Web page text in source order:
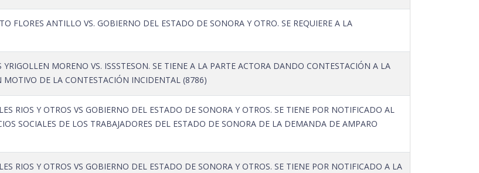
FLORES ANTILLO VS. GOBIERNO DEL ESTADO DE SONORA Y OTRO. SE REQUIERE A LA
YRIGOLLEN MORENO VS. ISSSTESON. SE TIENE A LA PARTE ACTORA DANDO CONTESTACIÓN A LA
MOTIVO DE LA CONTESTACIÓN INCIDENTAL (8786)
RIOS Y OTROS VS GOBIERNO DEL ESTADO DE SONORA Y OTROS. SE TIENE POR NOTIFICADO AL
SOCIALES DE LOS TRABAJADORES DEL ESTADO DE SONORA DE LA DEMANDA DE AMPARO
RIOS Y OTROS VS GOBIERNO DEL ESTADO DE SONORA Y OTROS. SE TIENE POR NOTIFICADO A LA